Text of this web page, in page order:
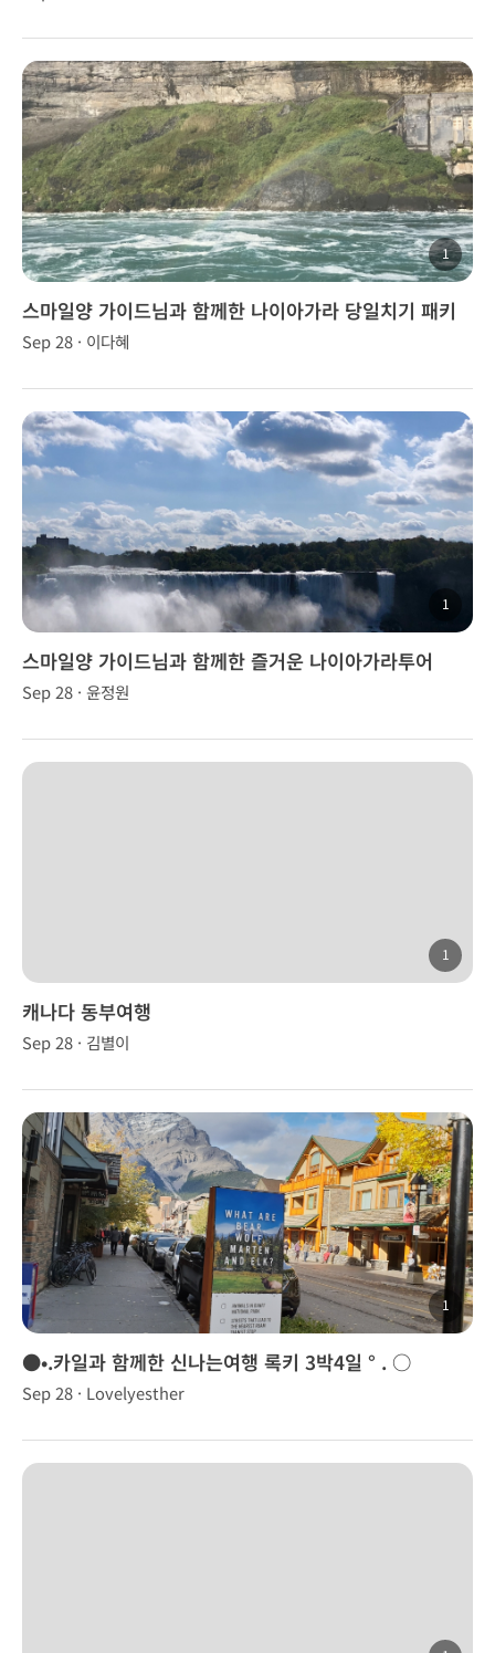
1
스마일양 가이드님과 함께한 나이아가라 당일치기 패키
지
Sep 28 · 이다혜
1
스마일양 가이드님과 함께한 즐거운 나이아가라투어
Sep 28 · 윤정원
1
캐나다 동부여행
Sep 28 · 김별이
1
●•.카일과 함께한 신나는여행 록키 3박4일 ° . ○
Sep 28 · Lovelyesther